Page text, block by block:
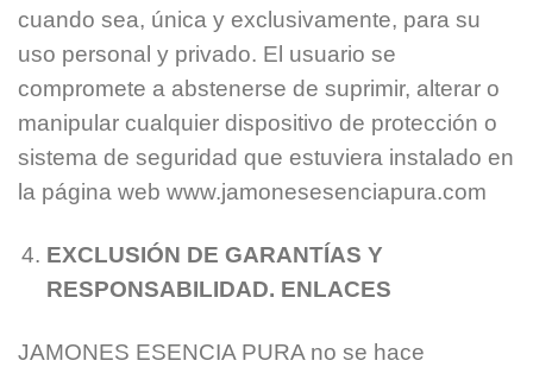
cuando sea, única y exclusivamente, para su
uso personal y privado. El usuario se
compromete a abstenerse de suprimir, alterar o
manipular cualquier dispositivo de protección o
sistema de seguridad que estuviera instalado en
la página web www.jamonesesenciapura.com
EXCLUSIÓN DE GARANTÍAS Y
RESPONSABILIDAD. ENLACES
JAMONES ESENCIA PURA no se hace